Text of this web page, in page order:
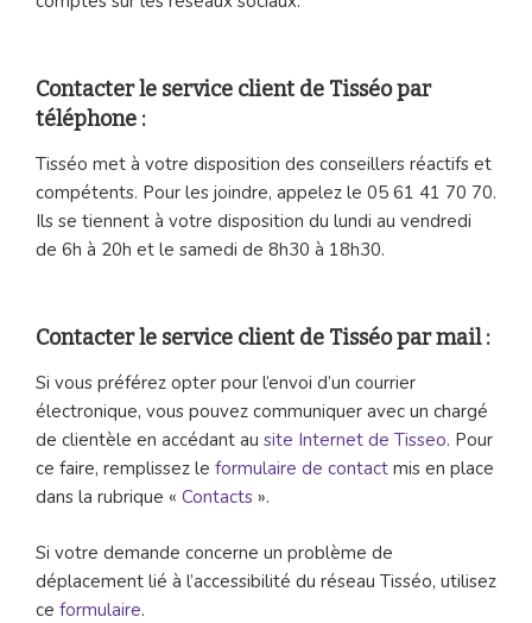
Contacter le service client de Tisséo par
téléphone :
Tisséo met à votre disposition des conseillers réactifs et
compétents. Pour les joindre, appelez le 05 61 41 70 70.
Ils se tiennent à votre disposition du lundi au vendredi
de 6h à 20h et le samedi de 8h30 à 18h30.
Contacter le service client de Tisséo par mail :
Si vous préférez opter pour l’envoi d’un courrier
électronique, vous pouvez communiquer avec un chargé
de clientèle en accédant au site Internet de Tisseo. Pour
ce faire, remplissez le formulaire de contact mis en place
dans la rubrique « Contacts ».
Si votre demande concerne un problème de
déplacement lié à l’accessibilité du réseau Tisséo, utilisez
ce formulaire.